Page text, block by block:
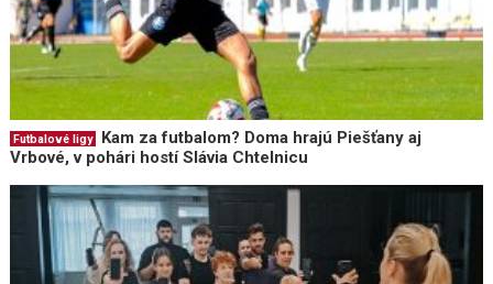
Futbalové ligy
Kam za futbalom? Doma hrajú Piešťany aj
Vrbové, v pohári hostí Slávia Chtelnicu